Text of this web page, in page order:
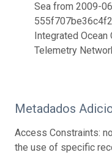
Sea from 2009-
Integrated Ocean
Telemetry
Metadados
Access Constraints:
the use of specific